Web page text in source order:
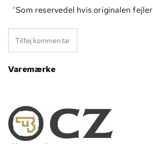
Som reservedel hvis originalen fejler
Tilføj kommentar
Varemærke